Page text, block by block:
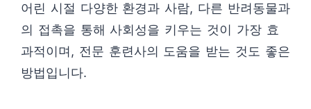
어린 시절 다양한 환경과 사람, 다른 반려동물과
의 접촉을 통해 사회성을 키우는 것이 가장 효
과적이며, 전문 훈련사의 도움을 받는 것도 좋은
방법입니다.